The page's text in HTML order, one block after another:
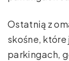
Ostatnią z
skośne,
parkingach,